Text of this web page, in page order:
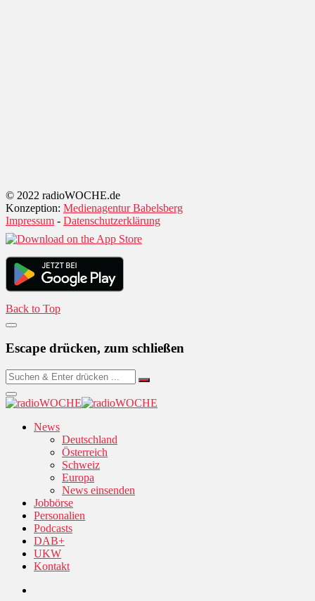
© 2022 radioWOCHE.de
Konzeption: Medienagentur Babelsberg
Impressum - Datenschutzerklärung
Back to Top
Escape drücken, zum schließen
News
Deutschland
Österreich
Schweiz
Europa
News einsenden
Jobbörse
Personalien
Podcasts
DAB+
UKW
Kontakt